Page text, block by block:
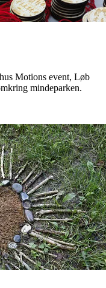
Motions event, Løb
mindeparken.